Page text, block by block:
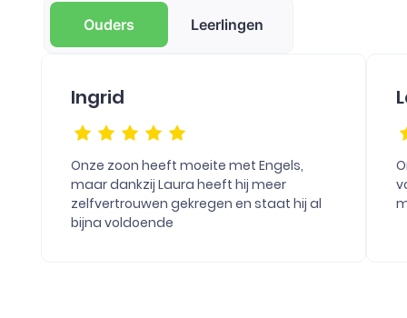
Ouders Leerlingen
Ingrid
Onze zoon heeft moeite met Engels,
maar dankzij Laura heeft hij meer
zelfvertrouwen gekregen en staat hij al
bijna voldoende